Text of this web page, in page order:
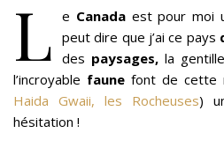
L e Canadaest pour moi
peut dire que j’ai ce pays
des paysages,la
l’incroyable faune font de cette
Haida Gwaii, les Rocheuses)
hésitation !